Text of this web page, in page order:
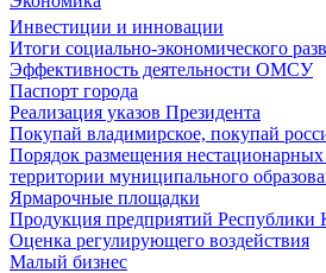
Инвестиции и инновации
Итоги социально-экономического
Эффективность деятельности ОМСУ
Паспорт города
Реализация указов Президента
Покупай владимирское, покупай
Порядок размещения
территории муниципального
Ярмарочные площадки
Продукция предприятий
Оценка регулирующего воздействия
Малый бизнес